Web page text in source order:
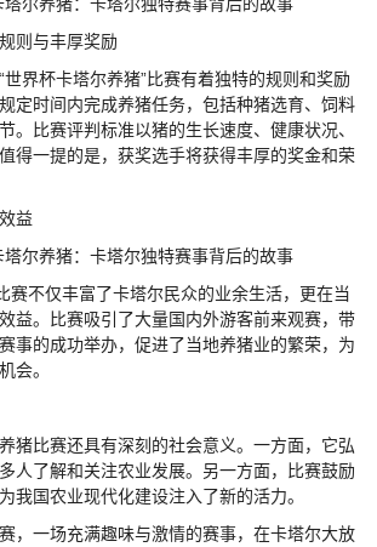
则与丰厚奖励
界杯卡塔尔养猪”比赛有着独特的规则和奖励
定时间内完成养猪任务，包括种猪选育、饲料
。比赛评判标准以猪的生长速度、健康状况、
得一提的是，获奖选手将获得丰厚的奖金和荣
益
赛不仅丰富了卡塔尔民众的业余生活，更在当
益。比赛吸引了大量国内外游客前来观赛，带
事的成功举办，促进了当地养猪业的繁荣，为
会。
猪比赛还具有深刻的社会意义。一方面，它弘
人了解和关注农业发展。另一方面，比赛鼓励
我国农业现代化建设注入了新的活力。
，一场充满趣味与激情的赛事，在卡塔尔大放